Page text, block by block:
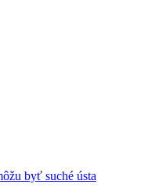
byť suché ústa